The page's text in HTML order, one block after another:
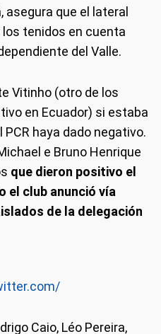
asegura que el lateral
tenidos en cuenta
del Valle.
Vitinho (otro de los
en Ecuador) si estaba
haya dado negativo.
e Bruno Henrique
que dieron positivo el
el club anunció vía
de la delegación
Caio, Léo Pereira,